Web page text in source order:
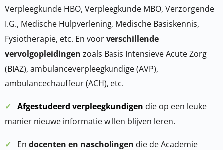
Verpleegkunde HBO, Verpleegkunde MBO, Verzorgende
I.G., Medische Hulpverlening, Medische Basiskennis,
Fysiotherapie, etc. En voorverschillende
vervolgopleidingen zoals Basis Intensieve Acute Zorg
(BIAZ), ambulanceverpleegkundige (AVP),
ambulancechauffeur (ACH), etc.
✓ Afgestudeerd verpleegkundigen die op een leuke
manier nieuwe informatie willen blijven leren.
✓ En docenten en nascholingen die de Academie